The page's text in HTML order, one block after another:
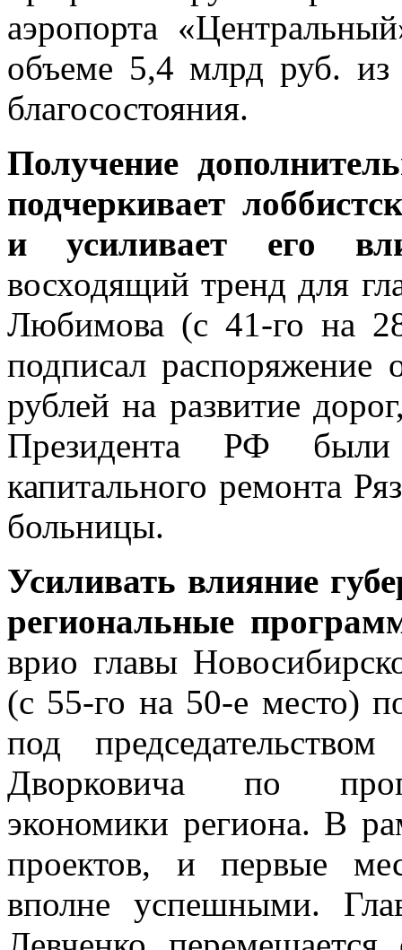
аэропорта
объеме 5,4 млрд руб. из
благосостояния.
Получение
подчеркивает
и усиливает его
восходящий тренд для
Любимова (с 41-го на
подписал
рублей на развитие
Президента РФ
капитального ремонта
больницы.
Усиливать влияние
региональные
врио главы
(с 55-го на 50-е место)
под
Дворковича по
экономики региона. В
проектов, и первые
вполне успешными.